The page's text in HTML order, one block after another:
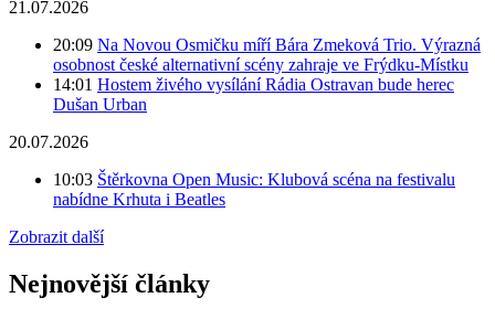
21.07.2026
20:09 Na Novou Osmičku míří Bára Zmeková Trio. Výrazná
osobnost české alternativní scény zahraje ve Frýdku-Místku
14:01 Hostem živého vysílání Rádia Ostravan bude herec
Dušan Urban
20.07.2026
10:03 Štěrkovna Open Music: Klubová scéna na festivalu
nabídne Krhuta i Beatles
Zobrazit další
Nejnovější články